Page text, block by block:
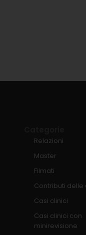
Relazioni
Master
Filmati
Contributi delle
Casi clinici
Casi clinici con
minirevisione